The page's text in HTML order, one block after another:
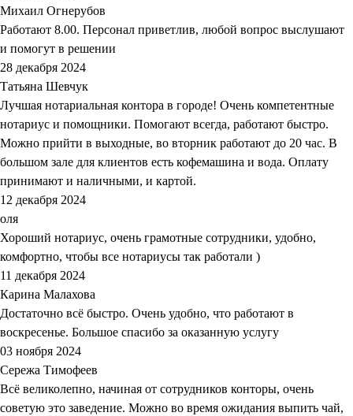
Михаил Огнерубов
Работают 8.00. Персонал приветлив, любой вопрос выслушают
и помогут в решении
28 декабря 2024
Татьяна Шевчук
Лучшая нотариальная контора в городе! Очень компетентные
нотариус и помощники. Помогают всегда, работают быстро.
Можно прийти в выходные, во вторник работают до 20 час. В
большом зале для клиентов есть кофемашина и вода. Оплату
принимают и наличными, и картой.
12 декабря 2024
оля
Хороший нотариус, очень грамотные сотрудники, удобно,
комфортно, чтобы все нотариусы так работали )
11 декабря 2024
Карина Малахова
Достаточно всё быстро. Очень удобно, что работают в
воскресенье. Большое спасибо за оказанную услугу
03 ноября 2024
Сережа Тимофеев
Всё великолепно, начиная от сотрудников конторы, очень
советую это заведение. Можно во время ожидания выпить чай,